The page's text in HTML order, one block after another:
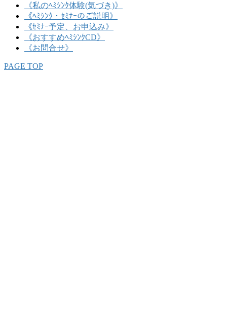
《私のﾍﾐｼﾝｸ体験(気づき)》
《ﾍﾐｼﾝｸ・ｾﾐﾅｰのご説明》
《ｾﾐﾅｰ予定、お申込み》
《おすすめﾍﾐｼﾝｸCD》
《お問合せ》
PAGE TOP